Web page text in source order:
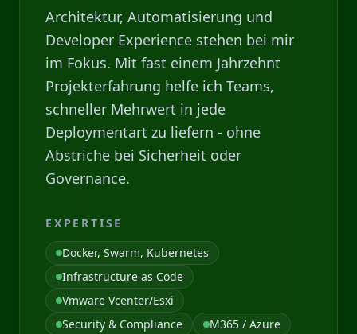
Architektur, Automatisierung und
Developer Experience stehen bei mir
im Fokus. Mit fast einem Jahrzehnt
Projekterfahrung helfe ich Teams,
schneller Mehrwert in jede
Deploymentart zu liefern - ohne
Abstriche bei Sicherheit oder
Governance.
EXPERTISE
Docker, Swarm, Kubernetes
Infrastructure as Code
Vmware Vcenter/Esxi
Security & Compliance
M365 / Azure